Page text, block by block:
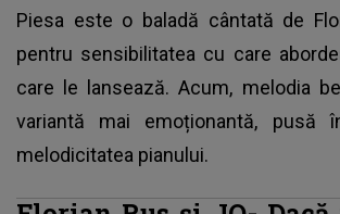
Piesa este o baladă cântată de
pentru sensibilitatea cu care
care le lansează. Acum, melodia
variantă mai emoționantă, pusă
melodicitatea pianului.